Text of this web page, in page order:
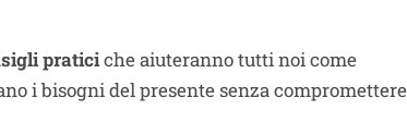
praticiche aiuteranno tutti noi come
i bisogni del presente senza compromettere